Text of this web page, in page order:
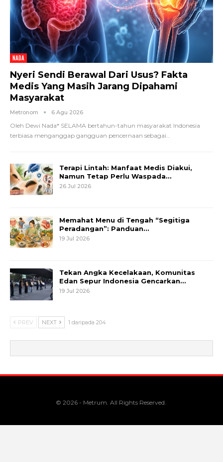
NADA
Nyeri Sendi Berawal Dari Usus? Fakta
Medis Yang Masih Jarang Dipahami
Masyarakat
Metronom 6 Agu 2026
Oleh Dewi Nada* SELAMA bertahun-tahun masyarakat Indonesia
terbiasa menganggap gangguan pencernaan sebagai
Terapi Lintah: Manfaat Medis Diakui,
Namun Tetap Perlu Waspada…
26 Jul 2026
Memahat Menu di Tengah “Segitiga
Peradangan”: Panduan…
19 Jul 2026
Tekan Angka Kecelakaan, Komunitas
Edan Sepur Indonesia Gencarkan…
19 Jul 2026
PREV NEXT 1 daripada 204
© 2026 - Metrum. All Rights Reserved.